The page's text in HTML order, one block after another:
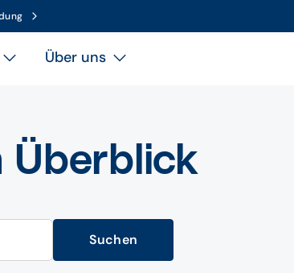
Über uns
Überblick
Suchen